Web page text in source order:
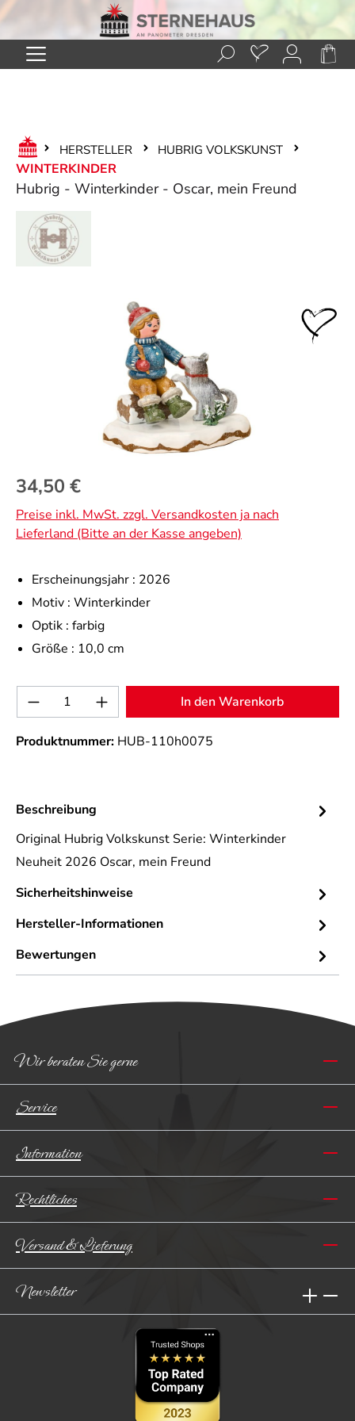
Zum Hauptinhalt springen
HERSTELLER HUBRIG VOLKSKUNST
WINTERKINDER
Hubrig - Winterkinder - Oscar, mein Freund
Bildergalerie überspringen
Regulärer Preis:
34,50 €
Preise inkl. MwSt. zzgl. Versandkosten ja nach
Lieferland (Bitte an der Kasse angeben)
Erscheinungsjahr : 2026
Motiv : Winterkinder
Optik : farbig
Größe : 10,0 cm
Produkt Anzahl: Gib den gewünschten
In den Warenkorb
Produktnummer: HUB-110h0075
Beschreibung
Original Hubrig Volkskunst Serie: Winterkinder
Neuheit 2026 Oscar, mein Freund
Sicherheitshinweise
Hersteller-Informationen
Bewertungen
Wir beraten Sie gerne
Service
Information
Rechtliches
Versand & Lieferung
Newsletter